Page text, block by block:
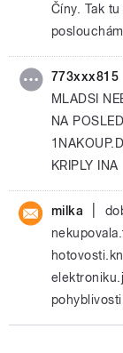
Číny. Tak
773xxx815
MLADSI
NA
KRIPLY INA
milka